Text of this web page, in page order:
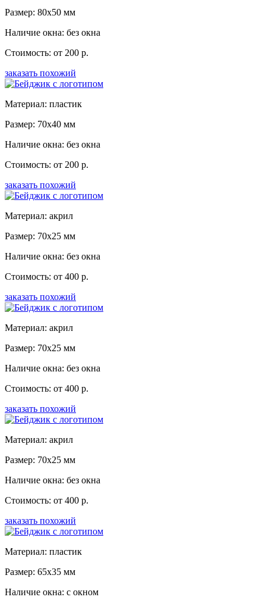
Размер: 80x50 мм
Наличие окна: без окна
Стоимость: от 200 р.
заказать похожий
Материал: пластик
Размер: 70x40 мм
Наличие окна: без окна
Стоимость: от 200 р.
заказать похожий
Материал: акрил
Размер: 70x25 мм
Наличие окна: без окна
Стоимость: от 400 р.
заказать похожий
Материал: акрил
Размер: 70x25 мм
Наличие окна: без окна
Стоимость: от 400 р.
заказать похожий
Материал: акрил
Размер: 70x25 мм
Наличие окна: без окна
Стоимость: от 400 р.
заказать похожий
Материал: пластик
Размер: 65x35 мм
Наличие окна: с окном